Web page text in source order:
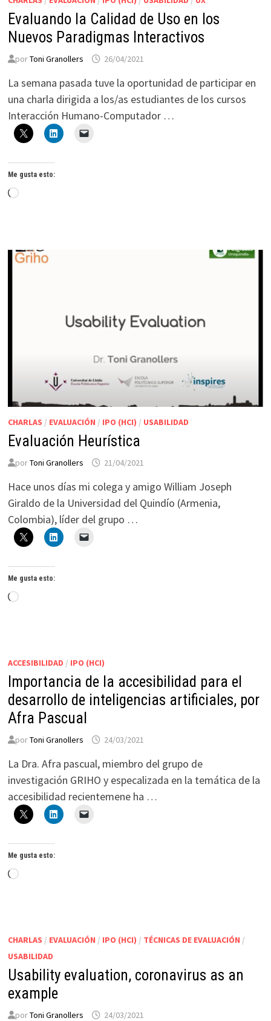
Evaluando la Calidad de Uso en los
Nuevos Paradigmas Interactivos
porToni Granollers 26/04/2021
La semana pasada tuve la oportunidad de participar en
una charla dirigida a los/as estudiantes de los cursos
Interacción Humano-Computador …
Me gusta esto:
Cargando...
CHARLAS / EVALUACIÓN / IPO (HCI) / USABILIDAD
Evaluación Heurística
porToni Granollers 21/04/2021
Hace unos días mi colega y amigo William Joseph
Giraldo de la Universidad del Quindío (Armenia,
Colombia), líder del grupo …
Me gusta esto:
Cargando...
ACCESIBILIDAD / IPO (HCI)
Importancia de la accesibilidad para el
desarrollo de inteligencias artificiales, por
Afra Pascual
porToni Granollers 24/03/2021
La Dra. Afra pascual, miembro del grupo de
investigación GRIHO y especalizada en la temática de la
accesibilidad recientemene ha …
Me gusta esto:
Cargando...
CHARLAS / EVALUACIÓN / IPO (HCI) / TÉCNICAS DE EVALUACIÓN /
USABILIDAD
Usability evaluation, coronavirus as an
example
porToni Granollers 24/03/2021